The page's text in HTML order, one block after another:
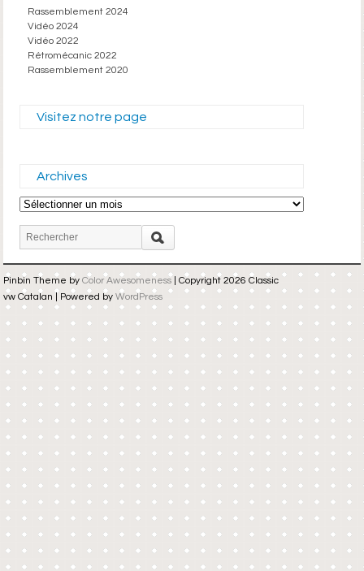
Rassemblement 2024
Vidéo 2024
Vidéo 2022
Rétromécanic 2022
Rassemblement 2020
Visitez notre page
Archives
Archives
Pinbin Theme by Color Awesomeness | Copyright 2026 Classic
vw Catalan | Powered by WordPress